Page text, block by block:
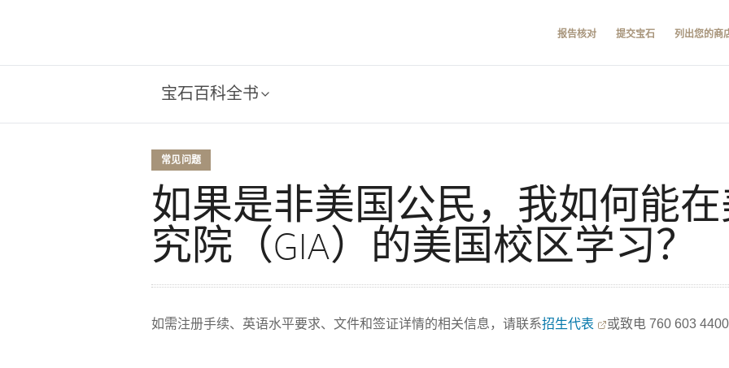
报告核对 提交宝石 列出您的商
宝石百科全书
常见问题
如果是非美国公民，我如何能
究院（GIA）的美国校区学习？
如需注册手续、英语水平要求、文件和签证详情的相关信息，请联系招生代表 或致电 760 603